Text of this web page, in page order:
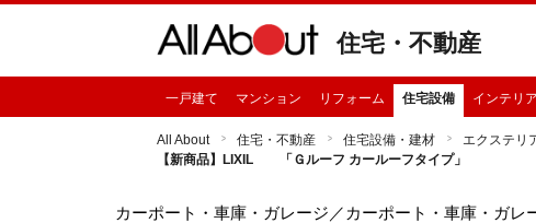
住宅・不動産
一戸建て マンション リフォーム 住宅設備 インテリア
All About 住宅・不動産 住宅設備・建材 エクステリ
【新商品】LIXIL 「Ｇルーフ カールーフタイプ」
カーポート・車庫・ガレージ ／カーポート・車庫・ガレ